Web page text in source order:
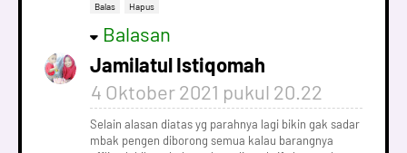
Balas Hapus
Balasan
Jamilatul Istiqomah
4 Oktober 2021 pukul 20.22
Selain alasan diatas yg parahnya lagi bikin gak sadar
mbak pengen diborong semua kalau barangnya